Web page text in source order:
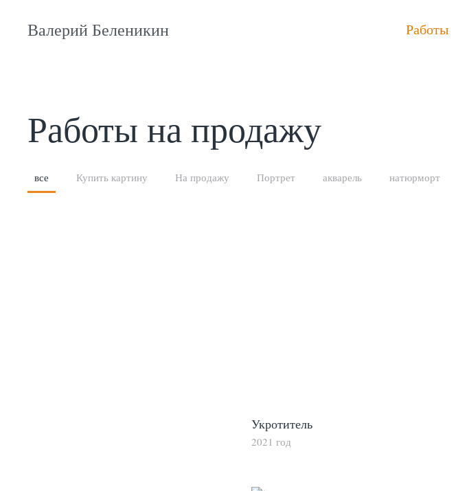
Валерий Беленикин Работы
Работы на продажу
все Купить картину На продажу Портрет акварель натюрморт
Укротитель
2021 год